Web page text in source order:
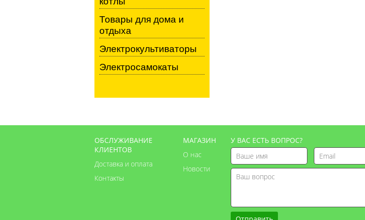
Товары для дома и
отдыха
Электрокультиваторы
Электросамокаты
ОБСЛУЖИВАНИЕ
КЛИЕНТОВ
Доставка и оплата
Контакты
МАГАЗИН
О нас
Новости
У ВАС ЕСТЬ ВОПРОС?